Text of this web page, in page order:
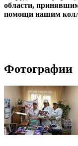
области,
помощи нашим
Фотографии